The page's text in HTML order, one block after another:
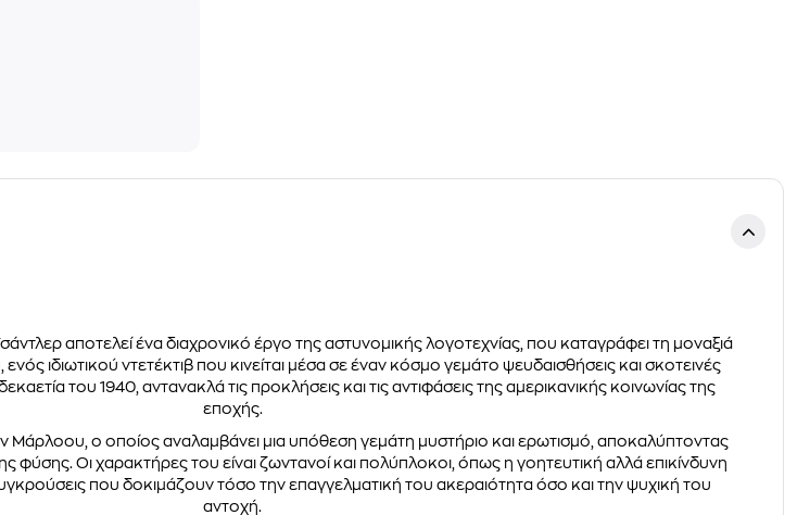
αποτελεί ένα διαχρονικό έργο της αστυνομικής λογοτεχνίας, που καταγράφει τη μοναξιά
ιδιωτικού ντετέκτιβ που κινείται μέσα σε έναν κόσμο γεμάτο ψευδαισθήσεις και σκοτεινές
του 1940, αντανακλά τις προκλήσεις και τις αντιφάσεις της αμερικανικής κοινωνίας της
εποχής.
Μάρλοου, ο οποίος αναλαμβάνει μια υπόθεση γεμάτη μυστήριο και ερωτισμό, αποκαλύπτοντας
φύσης. Οι χαρακτήρες του είναι ζωντανοί και πολύπλοκοι, όπως η γοητευτική αλλά επικίνδυνη
που δοκιμάζουν τόσο την επαγγελματική του ακεραιότητα όσο και την ψυχική του
αντοχή.